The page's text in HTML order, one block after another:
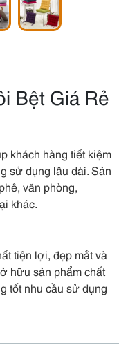
Bệt Giá Rẻ
khách hàng tiết kiệm
sử dụng lâu dài. Sản
văn phòng,
khác.
tiện lợi, đẹp mắt và
hữu sản phẩm chất
tốt nhu cầu sử dụng